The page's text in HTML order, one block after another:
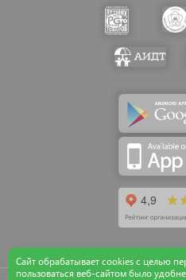
Сайт обрабатывает cookies с целью
пользоваться веб-сайтом было